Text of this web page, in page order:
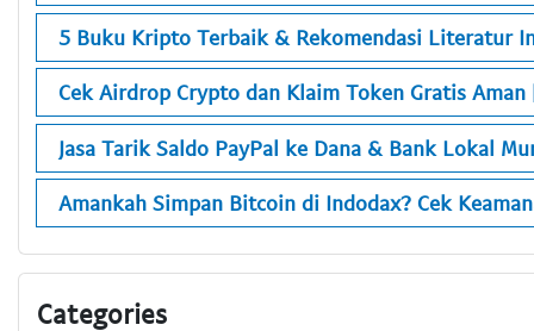
5 Buku Kripto Terbaik & Rekomendasi Literatur
Cek Airdrop Crypto dan Klaim Token Gratis Aman
Jasa Tarik Saldo PayPal ke Dana & Bank Lokal
Amankah Simpan Bitcoin di Indodax? Cek
Categories